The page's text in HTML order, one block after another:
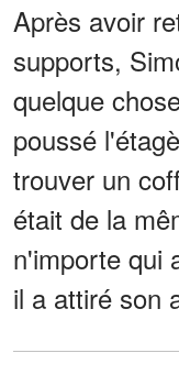
Après avoir
supports,
quelque
poussé
trouver un
était de la
n'importe qui
il a attiré son